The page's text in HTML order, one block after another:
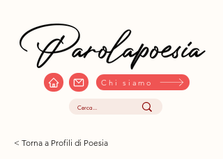
Chi siamo
< Torna a Profili di Poesia